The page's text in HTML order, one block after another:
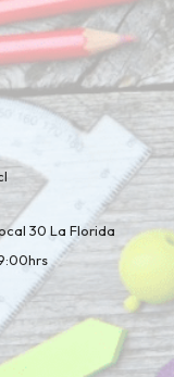
30 La Florida